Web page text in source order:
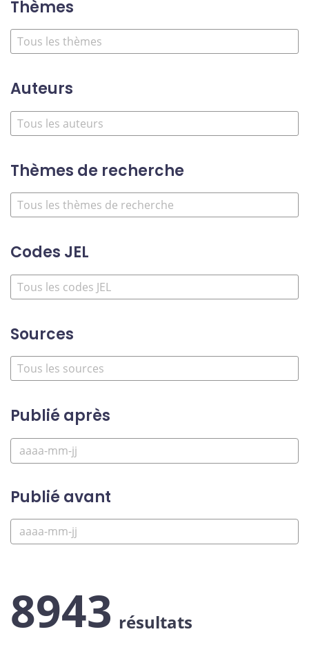
Thèmes
Auteurs
Thèmes de recherche
Codes JEL
Sources
Publié après
Publié avant
8943 résultats